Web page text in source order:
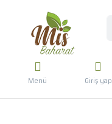
Menü Giriş yap